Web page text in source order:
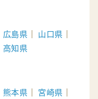
広島県
山口県
高知県
熊本県
宮崎県